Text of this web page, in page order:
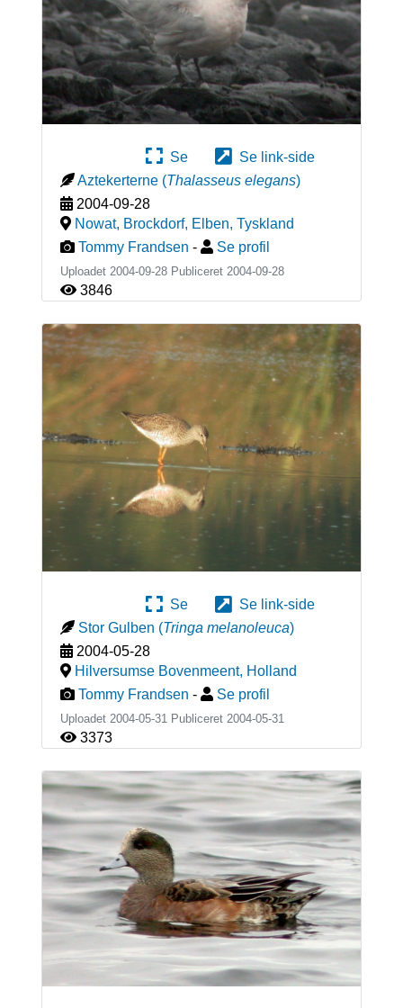
Se
Se link-side
Aztekerterne (Thalasseus elegans)
2004-09-28
Nowat, Brockdorf, Elben, Tyskland
Tommy Frandsen - Se profil
Uploadet 2004-09-28 Publiceret 2004-09-28
3846
Se
Se link-side
Stor Gulben (Tringa melanoleuca)
2004-05-28
Hilversumse Bovenmeent, Holland
Tommy Frandsen - Se profil
Uploadet 2004-05-31 Publiceret 2004-05-31
3373